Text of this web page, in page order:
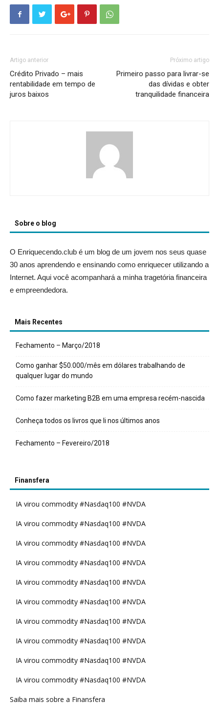
Artigo anterior
Crédito Privado – mais
rentabilidade em tempo de
juros baixos
Próximo artigo
Primeiro passo para livrar-se
das dívidas e obter
tranquilidade financeira
Sobre o blog
O Enriquecendo.club é um blog de um jovem nos seus quase
30 anos aprendendo e ensinando como enriquecer utilizando a
Internet. Aqui você acompanhará a minha tragetória financeira
e empreendedora.
Mais Recentes
Fechamento – Março/2018
Como ganhar $50.000/mês em dólares trabalhando de
qualquer lugar do mundo
Como fazer marketing B2B em uma empresa recém-nascida
Conheça todos os livros que li nos últimos anos
Fechamento – Fevereiro/2018
Finansfera
IA virou commodity #Nasdaq100 #NVDA
IA virou commodity #Nasdaq100 #NVDA
IA virou commodity #Nasdaq100 #NVDA
IA virou commodity #Nasdaq100 #NVDA
IA virou commodity #Nasdaq100 #NVDA
IA virou commodity #Nasdaq100 #NVDA
IA virou commodity #Nasdaq100 #NVDA
IA virou commodity #Nasdaq100 #NVDA
IA virou commodity #Nasdaq100 #NVDA
IA virou commodity #Nasdaq100 #NVDA
Saiba mais sobre a Finansfera